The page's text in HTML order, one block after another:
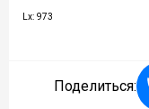
Lx: 973
Поделиться: